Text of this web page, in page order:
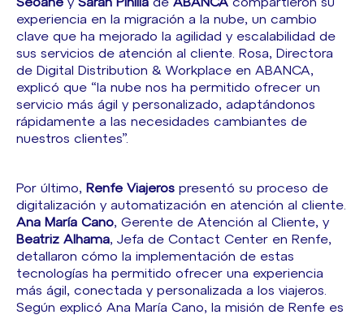
Seoane y Sarah Pinilla de ABANCA compartieron su
experiencia en la migración a la nube, un cambio
clave que ha mejorado la agilidad y escalabilidad de
sus servicios de atención al cliente. Rosa, Directora
de Digital Distribution & Workplace en ABANCA,
explicó que “la nube nos ha permitido ofrecer un
servicio más ágil y personalizado, adaptándonos
rápidamente a las necesidades cambiantes de
nuestros clientes”.
Por último, Renfe Viajeros presentó su proceso de
digitalización y automatización en atención al cliente.
Ana María Cano, Gerente de Atención al Cliente, y
Beatriz Alhama, Jefa de Contact Center en Renfe,
detallaron cómo la implementación de estas
tecnologías ha permitido ofrecer una experiencia
más ágil, conectada y personalizada a los viajeros.
Según explicó Ana María Cano, la misión de Renfe es